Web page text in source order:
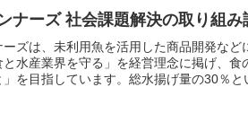
ナーズ 社会課題解決の取り組み
ズは、未利用魚を活用した商品開発な
水産業界を守る」を経営理念に掲げ、
を目指しています。総水揚げ量の30％と